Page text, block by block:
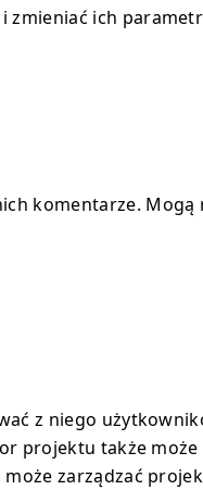
zmieniać ich
komentarze. Mogą
z niego
projektu także może
zarządzać